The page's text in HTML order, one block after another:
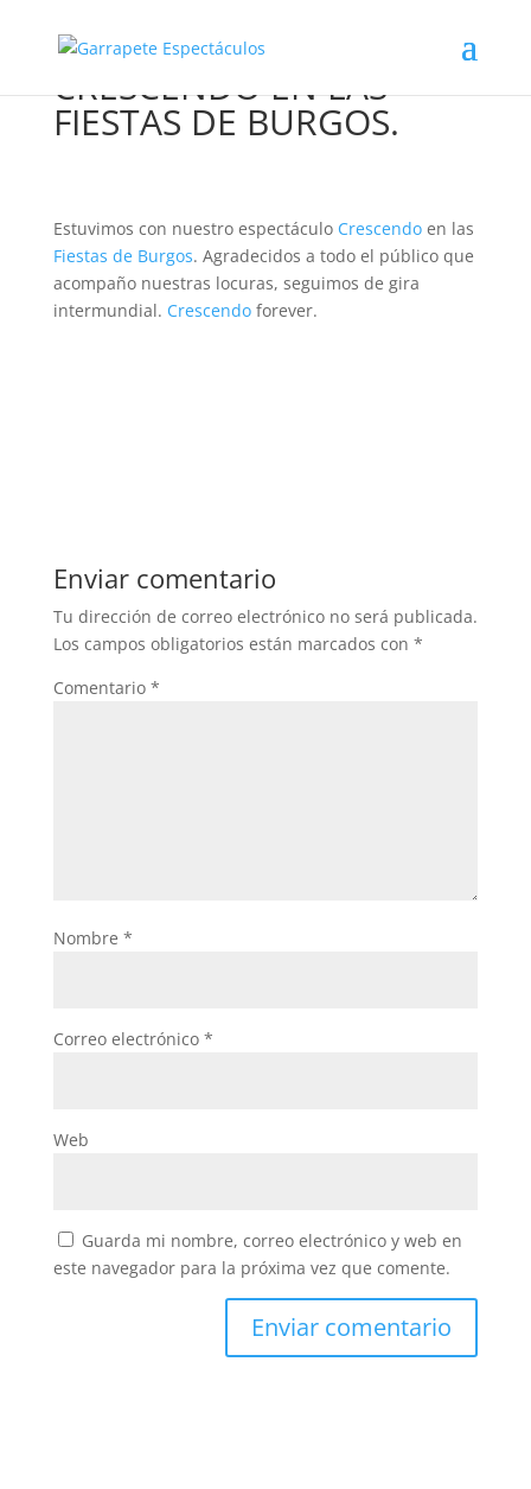
CRESCENDO EN LAS
FIESTAS DE BURGOS.
Estuvimos con nuestro espectáculo Crescendoen las
Fiestas de Burgos. Agradecidos a todo el público que
acompaño nuestras locuras, seguimos de gira
intermundial. Crescendoforever.
Enviar comentario
Tu dirección de correo electrónico no será publicada.
Los campos obligatorios están marcados con *
Comentario *
Nombre *
Correo electrónico *
Web
Guarda mi nombre, correo electrónico y web en
este navegador para la próxima vez que comente.